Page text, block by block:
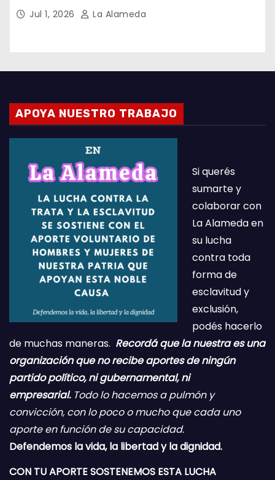
Jul 1, 2026 La Alameda
APOYA NUESTRO TRABAJO
Si querés
sumarte y
colaborar con
La Alameda en
su lucha
contra toda
forma de
esclavitud y
exclusión,
podés hacerlo
de muchas maneras. Recordá que la nuestra es una
organización que no recibe aportes de ningún
partido político, ni gubernamental, ni
empresarial.Todo lo hacemos a pulmón y
convicción, con lo poco o mucho que cada uno
aporte en función de su capacidad.
Defendemos la vida, la libertad y la dignidad.
CON TU APORTE SOSTENEMOS ESTA LUCHA